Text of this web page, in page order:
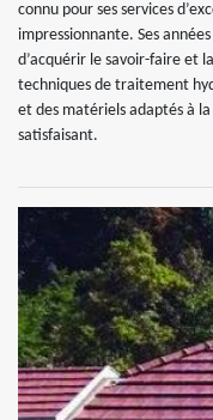
connu pour ses services
impressionnante. Ses
d’acquérir le savoir-faire et
techniques de traitement
et des matériels adaptés à
satisfaisant.